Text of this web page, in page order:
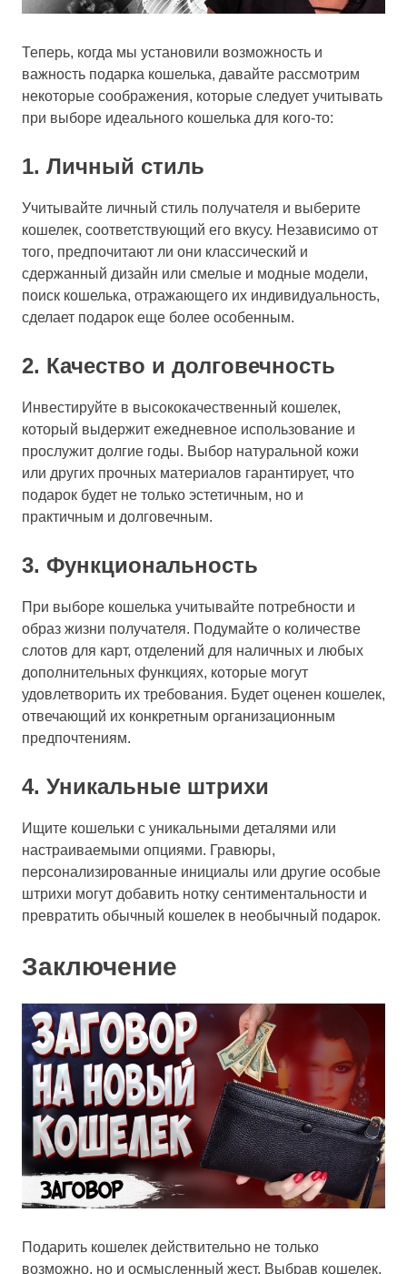
Теперь, когда мы установили возможность и
важность подарка кошелька, давайте рассмотрим
некоторые соображения, которые следует учитывать
при выборе идеального кошелька для кого-то:
1. Личный стиль
Учитывайте личный стиль получателя и выберите
кошелек, соответствующий его вкусу. Независимо от
того, предпочитают ли они классический и
сдержанный дизайн или смелые и модные модели,
поиск кошелька, отражающего их индивидуальность,
сделает подарок еще более особенным.
2. Качество и долговечность
Инвестируйте в высококачественный кошелек,
который выдержит ежедневное использование и
прослужит долгие годы. Выбор натуральной кожи
или других прочных материалов гарантирует, что
подарок будет не только эстетичным, но и
практичным и долговечным.
3. Функциональность
При выборе кошелька учитывайте потребности и
образ жизни получателя. Подумайте о количестве
слотов для карт, отделений для наличных и любых
дополнительных функциях, которые могут
удовлетворить их требования. Будет оценен кошелек,
отвечающий их конкретным организационным
предпочтениям.
4. Уникальные штрихи
Ищите кошельки с уникальными деталями или
настраиваемыми опциями. Гравюры,
персонализированные инициалы или другие особые
штрихи могут добавить нотку сентиментальности и
превратить обычный кошелек в необычный подарок.
Заключение
Подарить кошелек действительно не только
возможно, но и осмысленный жест. Выбрав кошелек,